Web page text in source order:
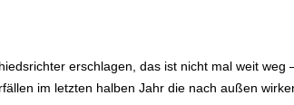
erschlagen, das ist nicht mal weit weg
im letzten halben Jahr die nach außen